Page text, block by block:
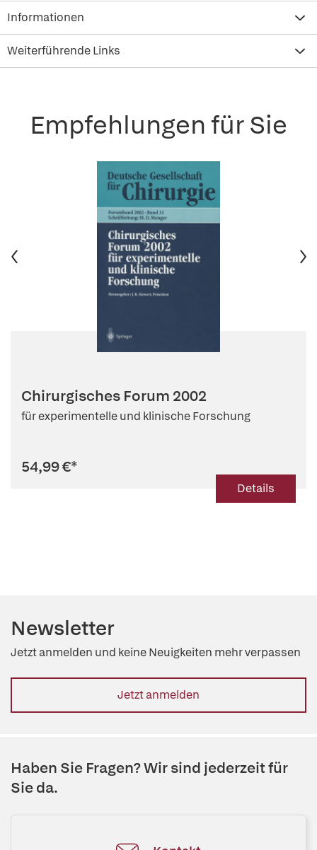
Informationen
Weiterführende Links
Empfehlungen für Sie
Chirurgisches Forum 2002
für experimentelle und klinische Forschung
54,99 €*
Details
Newsletter
Jetzt anmelden und keine Neuigkeiten mehr verpassen
Jetzt anmelden
Haben Sie Fragen? Wir sind jederzeit für
Sie da.